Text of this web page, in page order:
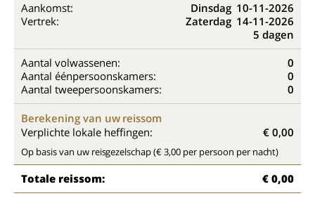
Aankomst: Dinsdag 10-11-2026
Vertrek:
Zaterdag 14-11-2026
5 dagen
Aantal volwassenen:
0
Aantal éénpersoonskamers:
0
Aantal tweepersoonskamers:
0
Berekening van uw reissom
Verplichte lokale heffingen:
€ 0,00
Op basis van uw reisgezelschap (€ 3,00 per persoon per nacht)
Totale reissom: € 0,00